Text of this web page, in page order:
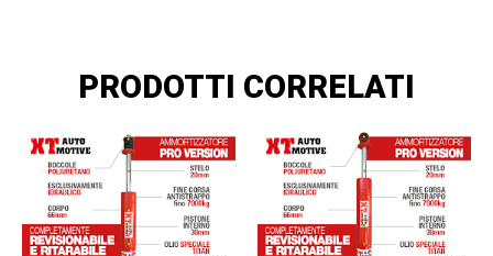
PRODOTTI CORRELATI